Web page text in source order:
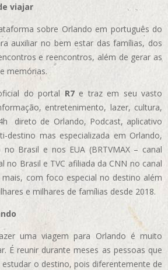
viajar
sobre Orlando em português do
auxiliar no bem estar das famílias, dos
e reencontros, além de gerar as
memórias.
do portal R7e traz em seu vasto
entretenimento, lazer, cultura,
direto de Orlando, Podcast, aplicativo
destino mas especializada em Orlando,
Brasil e nos EUA (BRTVMAX – canal
no Brasil e TVC afiliada da CNN no canal
com foco especial no destino além
e milhares de famílias desde 2018.
uma viagem para Orlando é muito
É reunir durante meses as pessoas que
o destino, pois diferentemente de